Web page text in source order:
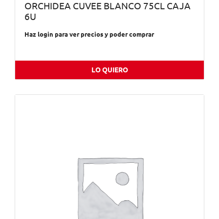
ORCHIDEA CUVEE BLANCO 75CL CAJA
6U
Haz login para ver precios y poder comprar
LO QUIERO